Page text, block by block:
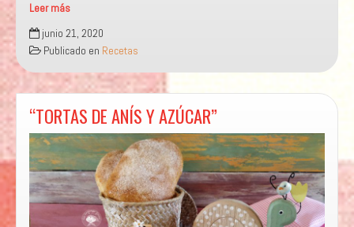
Leer más
“PROFITEROLES
DEL
JERTE”
junio 21, 2020
Publicado en Recetas
“TORTAS DE ANÍS Y AZÚCAR”